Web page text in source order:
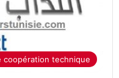
coopération technique